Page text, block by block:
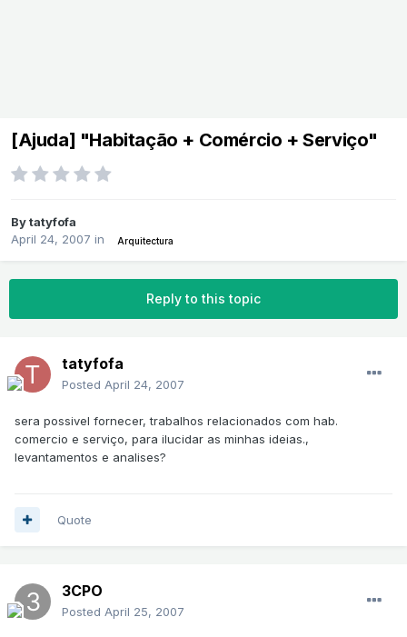
[Ajuda] "Habitação + Comércio + Serviço"
Bytatyfofa
April 24, 2007 in Arquitectura
Reply to this topic
tatyfofa
Posted April 24, 2007
sera possivel fornecer, trabalhos relacionados com hab.
comercio e serviço, para ilucidar as minhas ideias.,
levantamentos e analises?
Quote
3CPO
Posted April 25, 2007